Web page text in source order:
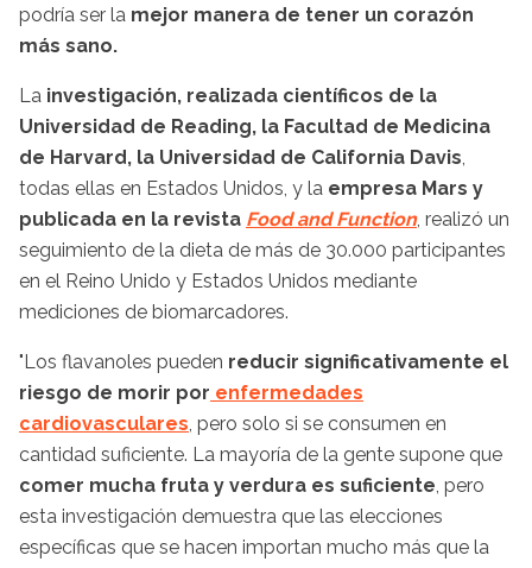
podría ser la mejor manera de tener un corazón
más sano.
La investigación, realizada científicos de la
Universidad de Reading, la Facultad de Medicina
de Harvard, la Universidad de California Davis,
todas ellas en Estados Unidos, y la empresa Mars y
publicada en la revista Food and Function, realizó un
seguimiento de la dieta de más de 30.000 participantes
en el Reino Unido y Estados Unidos mediante
mediciones de biomarcadores.
"Los flavanoles pueden reducir significativamente el
riesgo de morir por enfermedades
cardiovasculares, pero solo si se consumen en
cantidad suficiente. La mayoría de la gente supone que
comer mucha fruta y verdura es suficiente, pero
esta investigación demuestra que las elecciones
específicas que se hacen importan mucho más que la